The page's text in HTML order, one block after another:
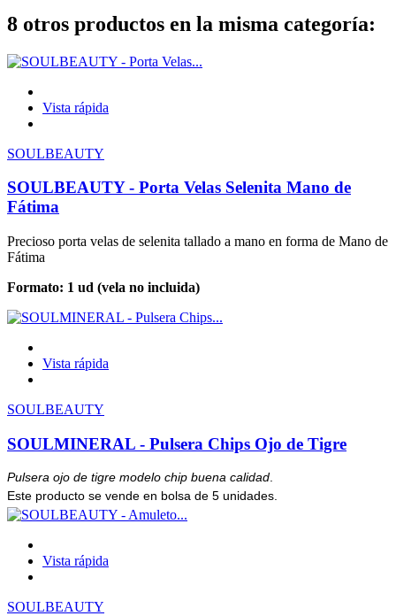
8 otros productos en la misma categoría:
Vista rápida
SOULBEAUTY
SOULBEAUTY - Porta Velas Selenita Mano de
Fátima
Precioso porta velas de selenita tallado a mano en forma de Mano de
Fátima
Formato: 1 ud (vela no incluida)
Vista rápida
SOULBEAUTY
SOULMINERAL - Pulsera Chips Ojo de Tigre
Pulsera ojo de tigre modelo chip buena calidad.
Este producto se vende en bolsa de 5 unidades.
Vista rápida
SOULBEAUTY